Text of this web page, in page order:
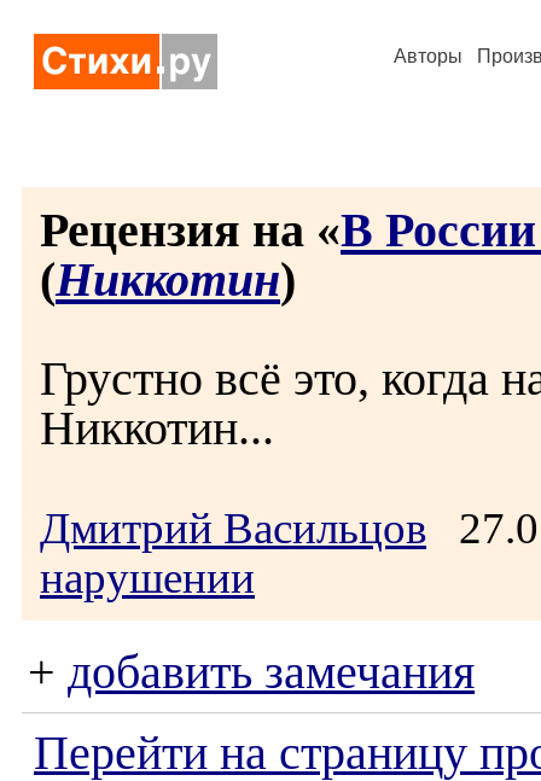
Авторы
Рецензия на «В
(Никкотин)
Грустно всё это, когда
Никкотин...
Дмитрий Васильцов
нарушении
+ добавить замечания
Перейти на страницу